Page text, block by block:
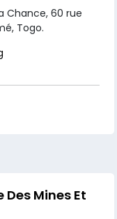
Chance, 60 rue
Togo.
Mines Et